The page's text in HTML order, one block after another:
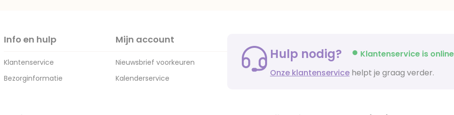
Info en hulp
Klantenservice
Bezorginformatie
Mijn account
Nieuwsbrief voorkeuren
Kalenderservice
Hulp nodig?
Klantenservice is online
Onze klantenservice helpt je graag verder.